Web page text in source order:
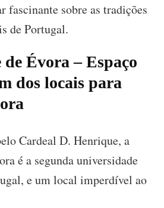
fascinante sobre as tradições
de Portugal.
de Évora – Espaço
dos locais para
Cardeal D. Henrique, a
é a segunda universidade
e um local imperdível ao